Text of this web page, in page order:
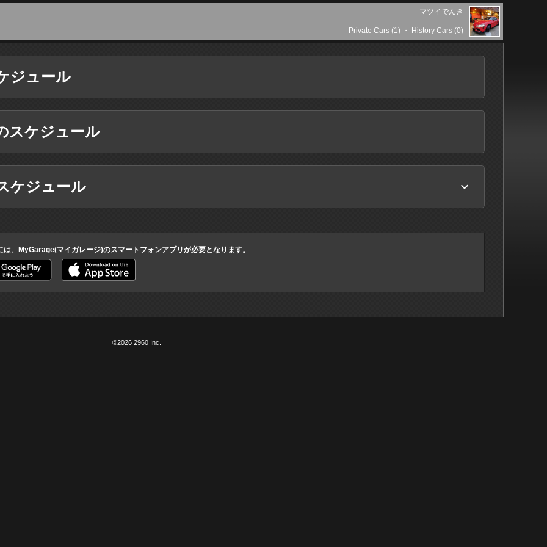
マツイでんき
Private Cars (1) ・ History Cars (0)
ジュール
スケジュール
ケジュール keyboard_arrow_down
は、MyGarage(マイガレージ)のスマートフォンアプリが必要となります。
©2026 2960 Inc.